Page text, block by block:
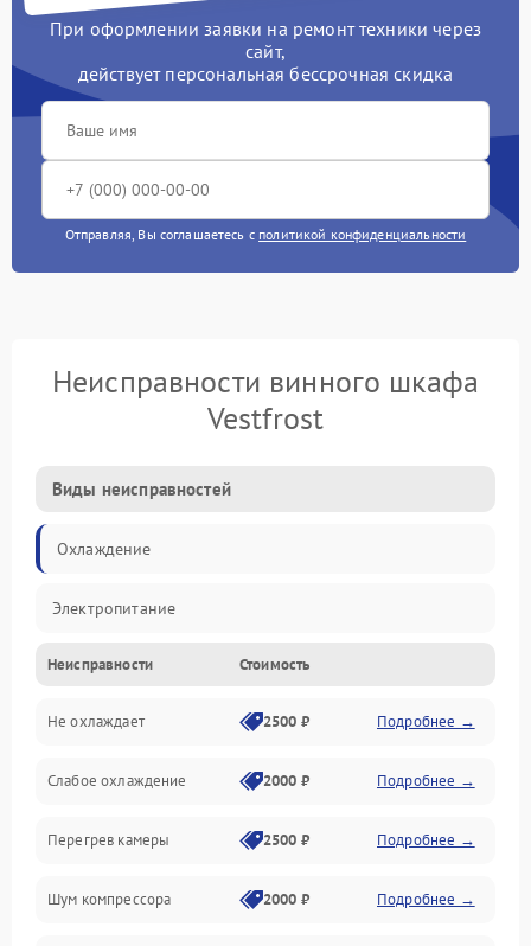
При оформлении заявки на ремонт техники через
сайт,
действует персональная бессрочная скидка
Отправляя, Вы соглашаетесь с политикой конфиденциальности
Неисправности винного шкафа
Vestfrost
Виды неисправностей
Охлаждение
Электропитание
Неисправности Стоимость
Не охлаждает 2500 ₽ Подробнее →
Слабое охлаждение 2000 ₽ Подробнее →
Перегрев камеры 2500 ₽ Подробнее →
Шум компрессора 2000 ₽ Подробнее →